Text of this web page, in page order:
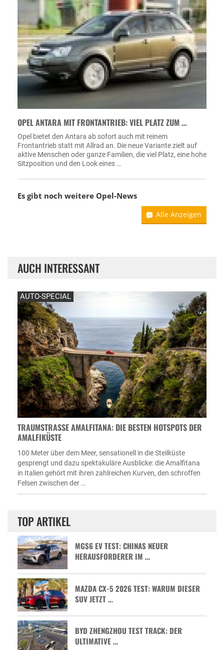
OPEL ANTARA MIT FRONTANTRIEB: VIEL PLATZ ZUM …
Opel bietet den Antara ab sofort auch mit reinem
Frontantrieb statt mit Allrad an. Die neue Variante zielt auf
aktive Menschen oder ganze Familien, die viel Platz, eine hohe
Sitzposition und den Look eines …
Es gibt noch weitere Opel-News
Alle Anzeigen
AUCH INTERESSANT
AUTO-SPECIAL
TRAUMSTRASSE AMALFITANA: DIE BESTEN HOTSPOTS DER A
MALFIKÜSTE
100 Meter über dem Meer, sensationell in die Steilküste
gesprengt und dazu spektakuläre Ausblicke: die Amalfitana
in Italien gehört mit ihren zahlreichen Kurven, den schroffen
Felsen zwischen der …
TOP ARTIKEL
MGS6 EV TEST: CHINAS NEUER
HERAUSFORDERER IM …
MAZDA CX-5 2026 TEST: WARUM DIESER
SUV JETZT …
BYD ZHENGZHOU TEST TRACK: DER
ULTIMATIVE …